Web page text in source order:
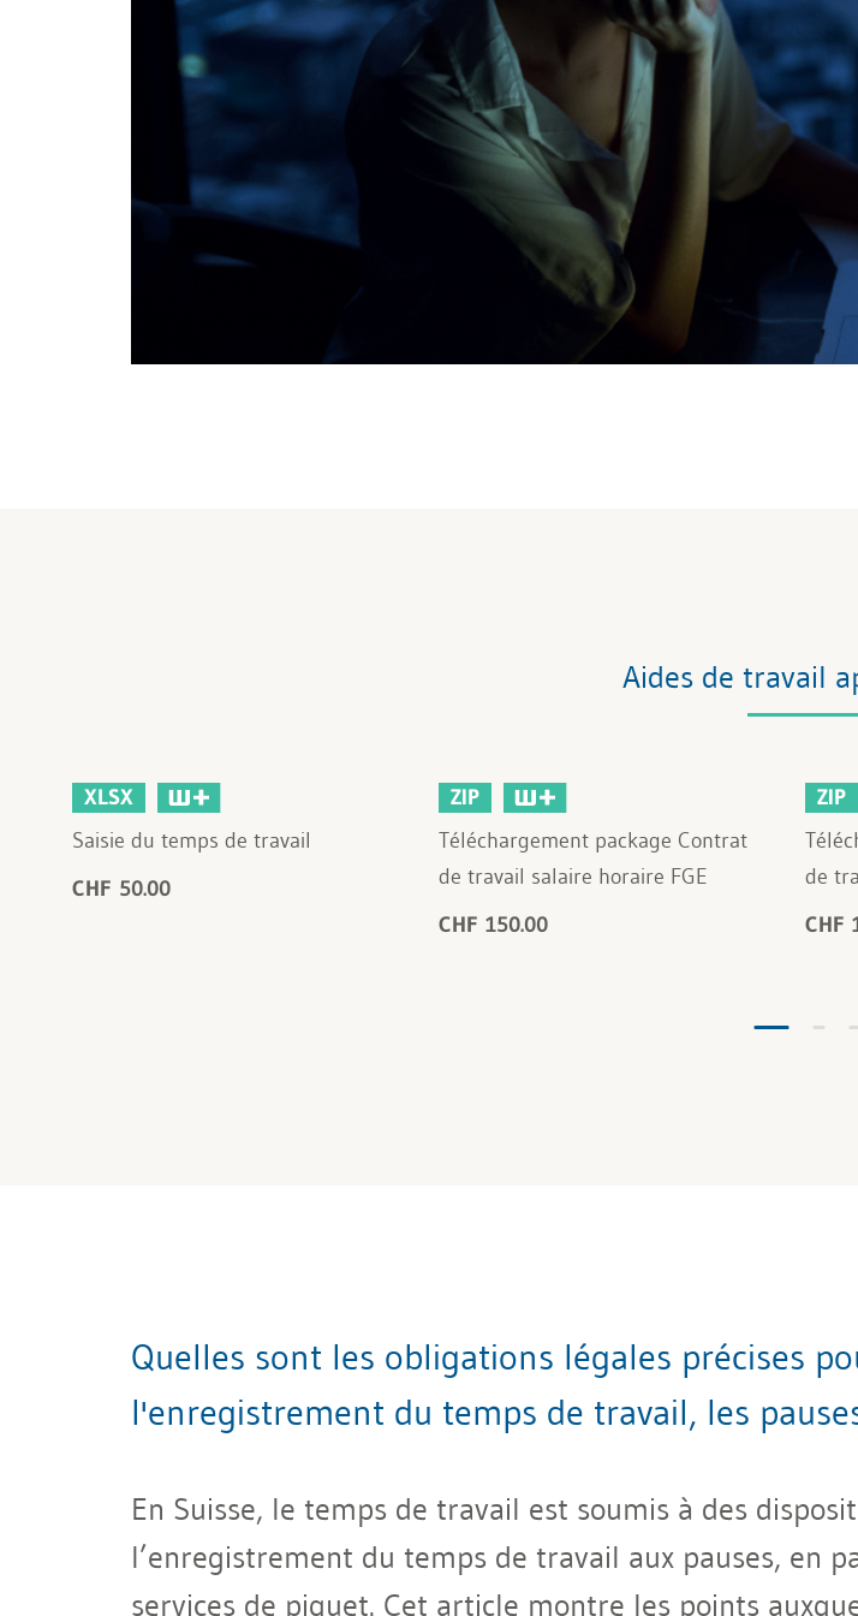
Aides de travail
XLSX
Saisie du temps de travail
CHF 50.00
ZIP
Téléchargement package Contrat
de travail salaire horaire FGE
CHF 150.00
ZIP
de
CHF
Quelles sont les obligations légales précises
l'enregistrement du temps de travail, les
En Suisse, le temps de travail est soumis à des
l’enregistrement du temps de travail aux pauses, en
services de piquet. Cet article montre les points